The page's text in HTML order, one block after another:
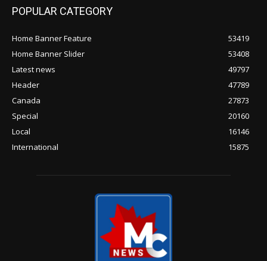
POPULAR CATEGORY
Home Banner Feature
53419
Home Banner Slider
53408
Latest news
49797
Header
47789
Canada
27873
Special
20160
Local
16146
International
15875